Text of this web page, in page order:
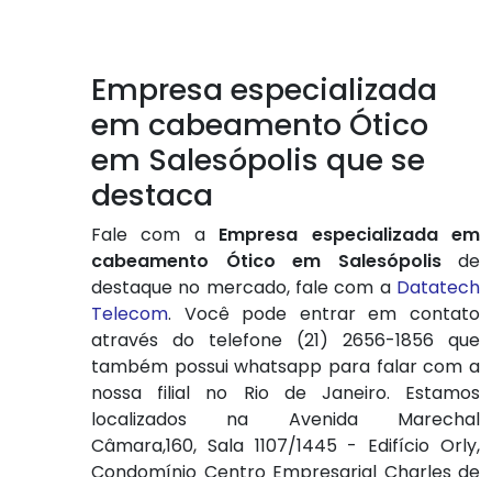
Empresa especializada
em cabeamento Ótico
em Salesópolis que se
destaca
Fale com a Empresa especializada em
cabeamento Ótico em Salesópolisde
destaque no mercado, fale com a Datatech
Telecom. Você pode entrar em contato
através do telefone (21) 2656-1856 que
também possui whatsapp para falar com a
nossa filial no Rio de Janeiro. Estamos
localizados na Avenida Marechal
Câmara,160, Sala 1107/1445 - Edifício Orly,